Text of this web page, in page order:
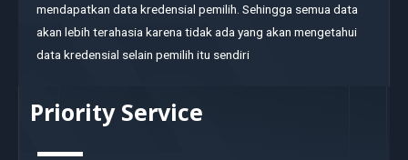
mendapatkan data kredensial pemilih. Sehingga semua data
akan lebih terahasia karena tidak ada yang akan mengetahui
data kredensial selain pemilih itu sendiri
Priority Service